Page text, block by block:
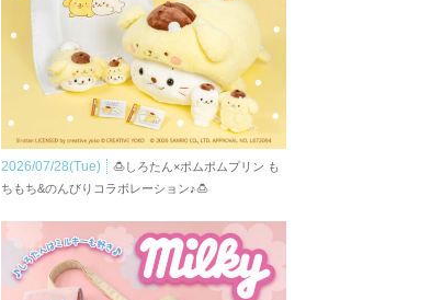
2026/07/28(Tue)
🍮しろたん×ポムポムプリン も
ちもち&のんびりコラボレーション♪🍮